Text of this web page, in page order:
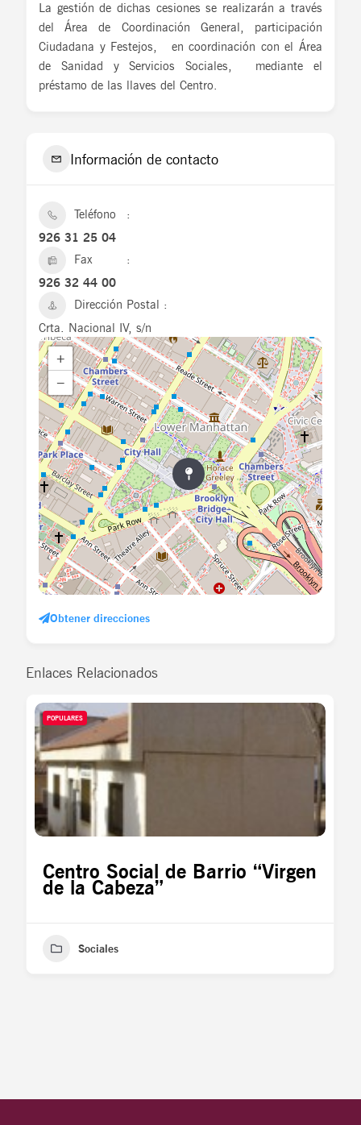
La gestión de dichas cesiones se realizarán a través
del Área de Coordinación General, participación
Ciudadana y Festejos, en coordinación con el Área
de Sanidad y Servicios Sociales, mediante el
préstamo de las llaves del Centro.
Información de contacto
Teléfono
926 31 25 04
Fax
926 32 44 00
Dirección Postal
Crta. Nacional IV, s/n
+
−
Obtener direcciones
Enlaces Relacionados
POPULARES
Centro Social de Barrio “Virgen
de la Cabeza”
Sociales